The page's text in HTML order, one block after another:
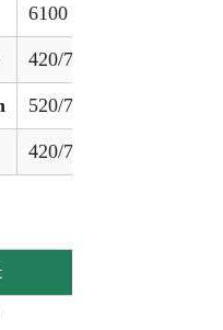
6100 kg (13448 lbs)
420/70R28
520/70R34
420/70R30 vorne &